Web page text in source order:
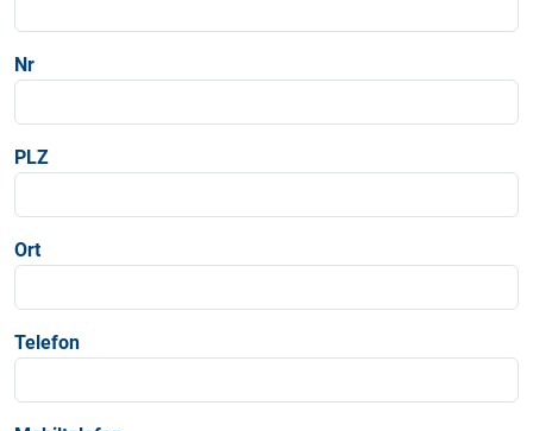
Nr
PLZ
Ort
Telefon